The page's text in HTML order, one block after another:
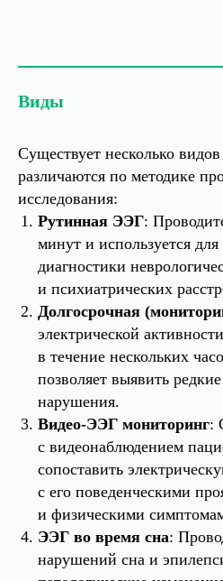
Виды
Существует несколько
различаются по методике
исследования:
Рутинная ЭЭГ:
минут и используется
диагностики
и психиатрических
Долгосрочная
электрической
в течение нескольких
позволяет выявить
нарушения.
Видео-ЭЭГ мониторинг:
с видеонаблюдением
сопоставить
с его поведенческими
и физическими
ЭЭГ во время сна:
нарушений сна и